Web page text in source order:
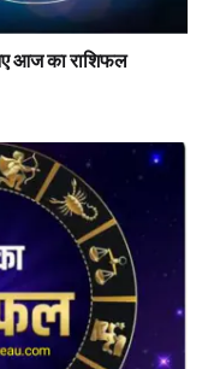
आज का राशिफल